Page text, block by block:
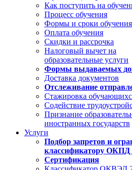
Как поступить на
Процесс обучения
Формы и сроки обучения
Оплата обучения
Скидки и рассрочка
Налоговый вычет на
образовательные услуги
Формы выдаваемых
Доставка документов
Отслеживание
Стажировка
Содействие
Признание
иностранных государств
Услуги
Подбор запретов и
классификатору ОКПД
Сертификация